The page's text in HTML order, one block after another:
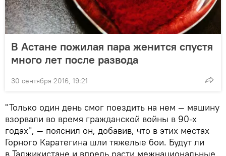
В Астане пожилая пара женится спустя
много лет после развода
30 сентября 2016, 19:21
"Только один день смог поездить на нем — машину
взорвали во время гражданской войны в 90-х
годах", — пояснил он, добавив, что в этих местах
Горного Каратегина шли тяжелые бои. Будут ли
в Таджикистане и впредь расти межнациональные